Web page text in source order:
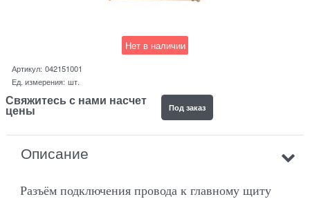
Нет в наличии
Артикул: 042151001
Ед. измерения: шт.
Свяжитесь с нами насчет
цены Под заказ
Описание
Разъём подключения провода к главному щиту